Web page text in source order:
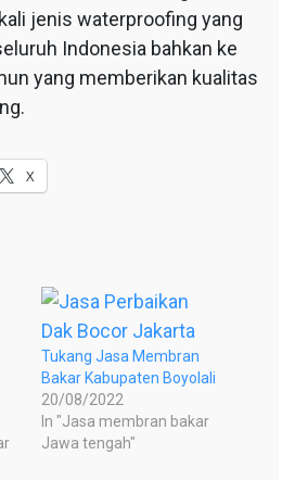
jenis waterproofing yang
Indonesia bahkan ke
yang memberikan kualitas
X
Tukang Jasa Membran
Bakar Kabupaten Boyolali
20/08/2022
In "Jasa membran bakar
Jawa tengah"